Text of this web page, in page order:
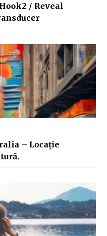
/ Reveal
– Locație